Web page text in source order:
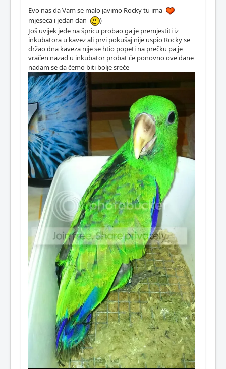
Evo nas da Vam se malo javimo Rocky tu ima
mjeseca i jedan dan
)
Još uvijek jede na špricu probao ga je premjestiti iz
inkubatora u kavez ali prvi pokušaj nije uspio Rocky se
držao dna kaveza nije se htio popeti na prečku pa je
vračen nazad u inkubator probat će ponovno ove dane
nadam se da čemo biti bolje sreće